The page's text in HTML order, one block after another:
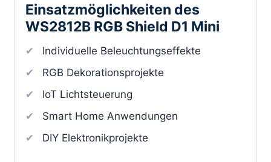
Einsatzmöglichkeiten des
WS2812B RGB Shield D1 Mini
Individuelle Beleuchtungseffekte
RGB Dekorationsprojekte
IoT Lichtsteuerung
Smart Home Anwendungen
DIY Elektronikprojekte